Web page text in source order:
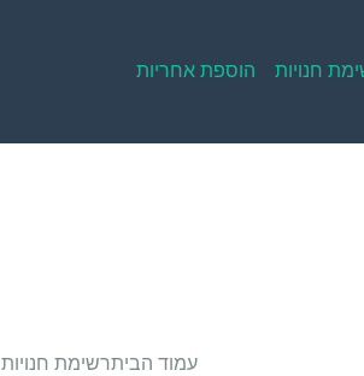
חנויות הוספת אחריות
עמוד הביתרשימת חנויות